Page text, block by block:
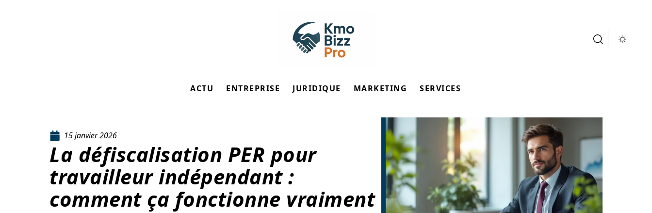
ACTU ENTREPRISE JURIDIQUE MARKETING SERVICES
15 janvier 2026
La défiscalisation PER pour
travailleur indépendant :
comment ça fonctionne vraiment